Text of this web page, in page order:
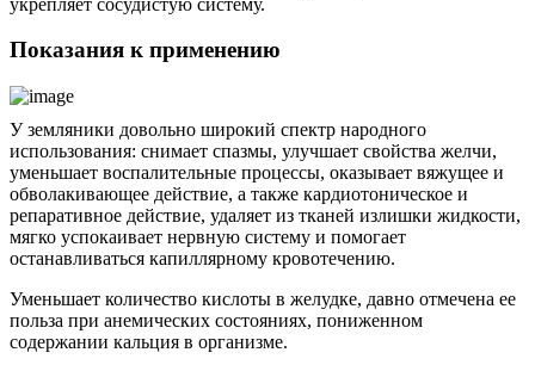
Показания к применению
У земляники довольно широкий спектр народного
использования: снимает спазмы, улучшает свойства желчи,
уменьшает воспалительные процессы, оказывает вяжущее и
обволакивающее действие, а также кардиотоническое и
репаративное действие, удаляет из тканей излишки жидкости,
мягко успокаивает нервную систему и помогает
останавливаться капиллярному кровотечению.
Уменьшает количество кислоты в желудке, давно отмечена ее
польза при анемических состояниях, пониженном
содержании кальция в организме.